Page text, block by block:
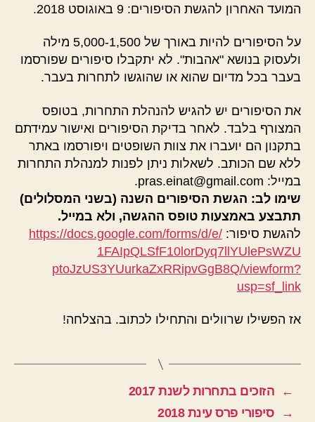
המועד האחרון להגשת הסיפורים: 9 באוגוסט 2018.
על הסיפורים להיות באורך של 5,000-1,500 מילה
ולעסוק בנושא "אהבות". לא יתקבלו סיפורים שפורסמו
בעבר בכל מדיום שהוא או שהוגשו לתחרות בעבר.
את הסיפורים יש להגיש להנהלת התחרות, בטופס
המצורף בלבד. לאחר בדיקת הסיפורים ואישור עמידתם
בתקנון הם יועברו את צוות השופטים ויפורסמו באתר
ללא שם הכותב. לשאלות ניתן לפנות למנהלת התחרות
במייל: pras.einat@gmail.com.
שימו לב: הגשת הסיפורים השנה (בשני המסלולים)
תתבצע באמצעות טופס ההגשה, ולא במייל.
להגשת סיפור:
https://docs.google.com/forms/d/e/
1FAIpQLSfF10lorDyq7llYUlePsWZU
ptoJzUS3YUurkaZxRRipvGgB8Q/viewform?
usp=sf_link
אז הפשילו שרוולים והתחילו לכתוב. בהצלחה!
←
הזוכים בתחרות לשנת 2017
→
סיפורי פרס עינת 2018